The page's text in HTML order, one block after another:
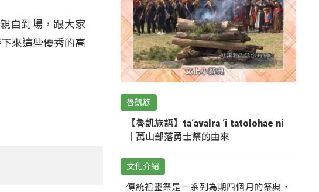
自到場，跟大家
來這些優秀的高
魯凱族
【魯凱族語】ta‘avalra ‘i tatolohae ni
｜萬山部落勇士祭的由來
文化介紹
傳統祖靈祭是一系列為期四個月的祭典，